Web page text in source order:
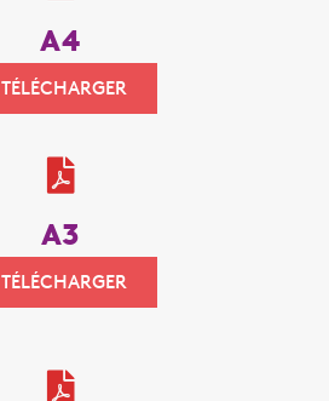
A4
TÉLÉCHARGER
A3
TÉLÉCHARGER